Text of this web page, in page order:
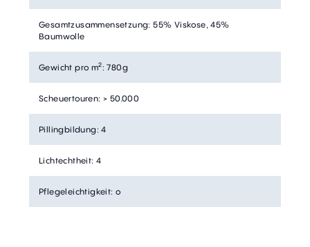
Gesamtzusammensetzung: 55% Viskose, 45%
Baumwolle
Gewicht pro m2: 780g
Scheuertouren: > 50.000
Pillingbildung: 4
Lichtechtheit: 4
Pflegeleichtigkeit: o